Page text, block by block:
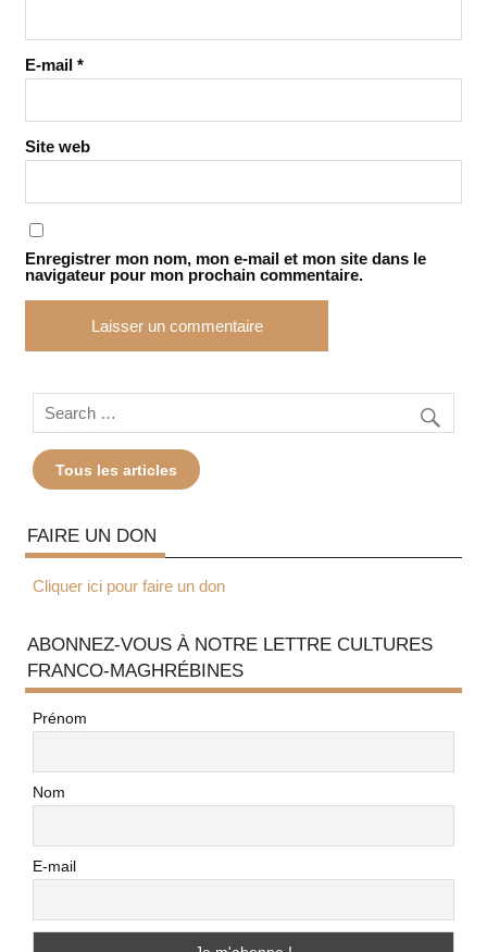
E-mail *
Site web
Enregistrer mon nom, mon e-mail et mon site dans le
navigateur pour mon prochain commentaire.
Tous les articles
FAIRE UN DON
Cliquer ici pour faire un don
ABONNEZ-VOUS À NOTRE LETTRE CULTURES
FRANCO-MAGHRÉBINES
Prénom
Nom
E-mail